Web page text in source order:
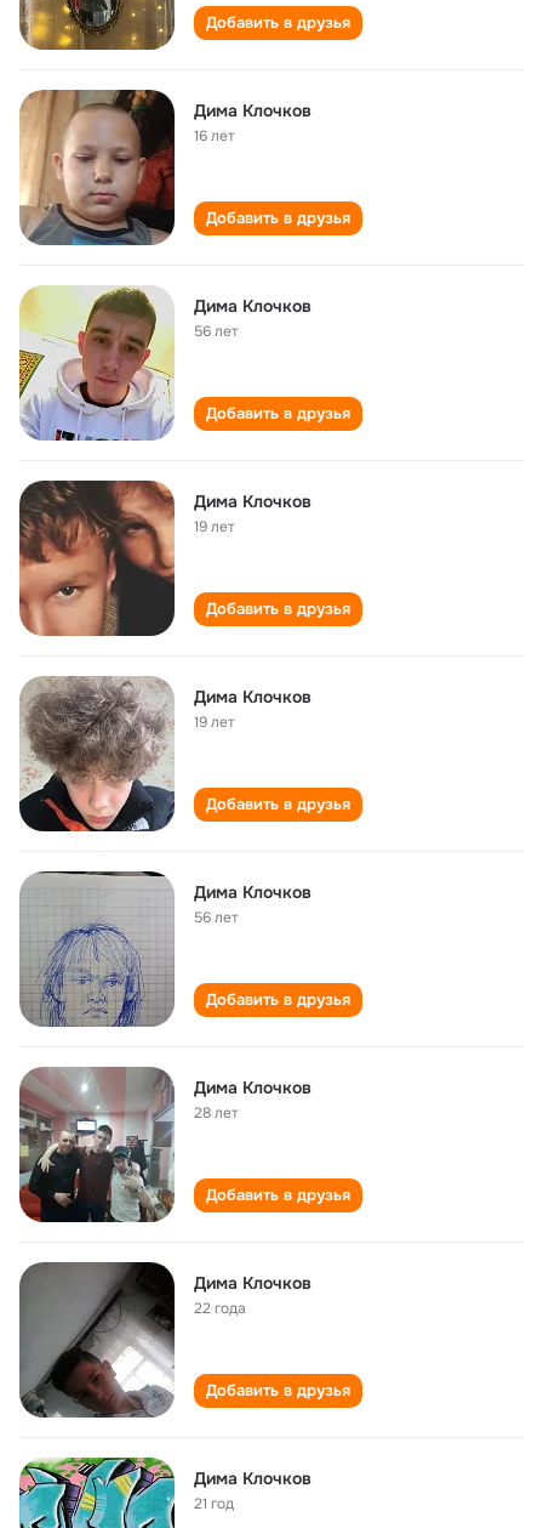
Добавить в друзья
Дима Клочков
16 лет
Добавить в друзья
Дима Клочков
56 лет
Добавить в друзья
Дима Клочков
19 лет
Добавить в друзья
Дима Клочков
19 лет
Добавить в друзья
Дима Клочков
56 лет
Добавить в друзья
Дима Клочков
28 лет
Добавить в друзья
Дима Клочков
22 года
Добавить в друзья
Дима Клочков
21 год